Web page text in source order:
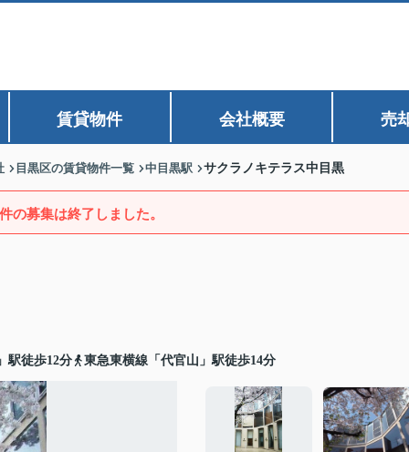
賃貸物件 会社概要 売
目黒区の賃貸物件一覧 中目黒駅 サクラノキテラス中目黒
の募集は終了しました。
駅徒歩12分 東急東横線「代官山」駅徒歩14分